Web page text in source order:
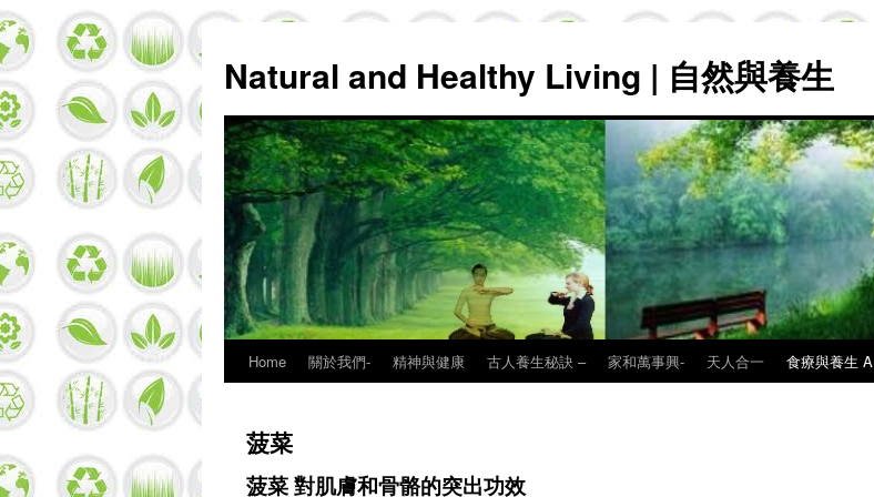
Natural and Healthy Living | 自然與養生
Skip
content
Home 關於我們- 精神與健康 古人養生秘訣 – 家和萬事興- 天人合一 食療與養生 A
菠菜
菠菜 對肌膚和骨骼的突出功效